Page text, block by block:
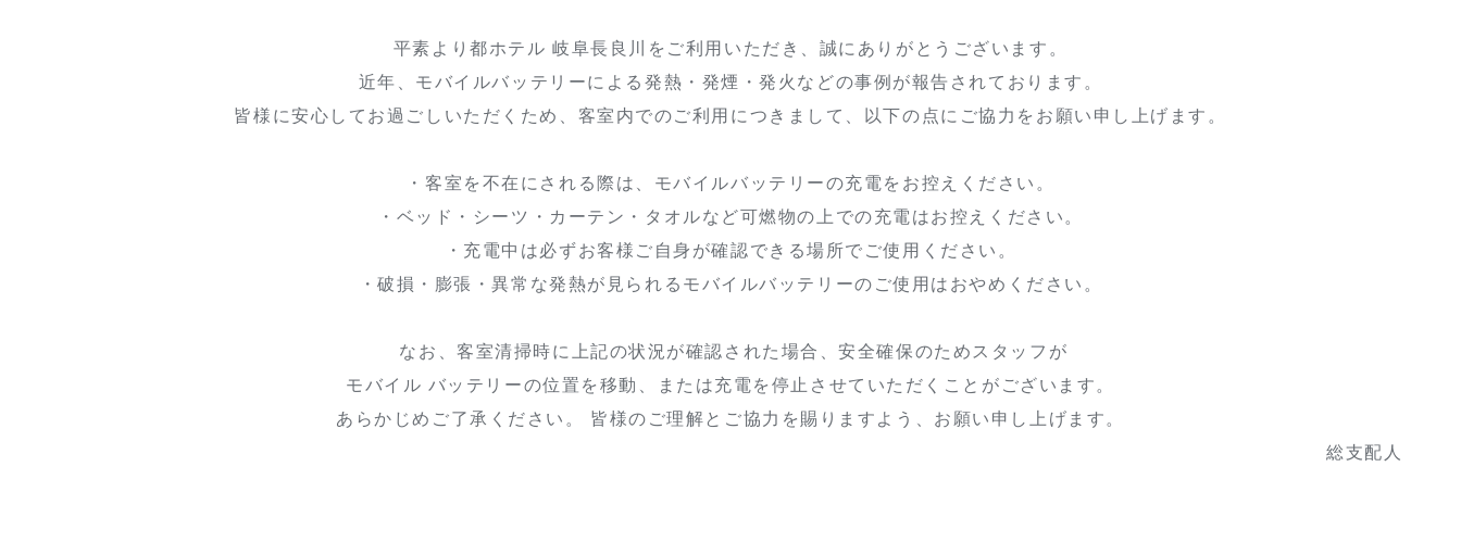
平素より都ホテル 岐阜長良川をご利用いただき、誠にありがとうございます。
近年、モバイルバッテリーによる発熱・発煙・発火などの事例が報告されております。
皆様に安心してお過ごしいただくため、客室内でのご利用につきまして、以下の点にご協力をお願い申し上げます。
・客室を不在にされる際は、モバイルバッテリーの充電をお控えください。
・ベッド・シーツ・カーテン・タオルなど可燃物の上での充電はお控えください。
・充電中は必ずお客様ご自身が確認できる場所でご使用ください。
・破損・膨張・異常な発熱が見られるモバイルバッテリーのご使用はおやめください。
なお、客室清掃時に上記の状況が確認された場合、安全確保のためスタッフが
モバイル バッテリーの位置を移動、または充電を停止させていただくことがございます。
あらかじめご了承ください。 皆様のご理解とご協力を賜りますよう、お願い申し上げます。
総支配人